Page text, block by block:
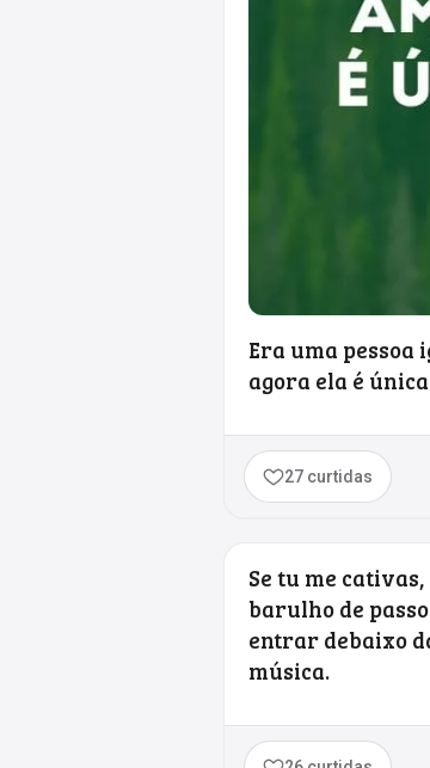
Era uma pessoa
agora ela é
27 curtidas
Se tu me
barulho de
entrar debaixo
música.